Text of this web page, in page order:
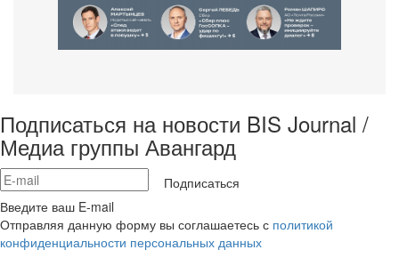
Подписаться на новости BIS Journal /
Медиа группы Авангард
Подписаться
Введите ваш E-mail
Отправляя данную форму вы соглашаетесь с политикой
конфиденциальности персональных данных